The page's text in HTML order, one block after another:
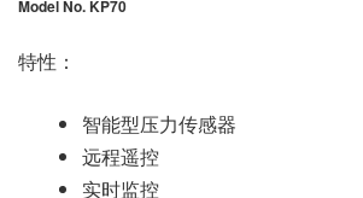
Model No. KP70
特性：
智能型压力传感器
远程遥控
实时监控